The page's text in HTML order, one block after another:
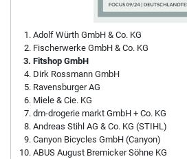
Adolf Würth GmbH & Co. KG
Fischerwerke GmbH & Co. KG
Fitshop GmbH
Dirk Rossmann GmbH
Ravensburger AG
Miele & Cie. KG
dm-drogerie markt GmbH + Co. KG
Andreas Stihl AG & Co. KG (STIHL)
Canyon Bicycles GmbH (Canyon)
ABUS August Bremicker Söhne KG